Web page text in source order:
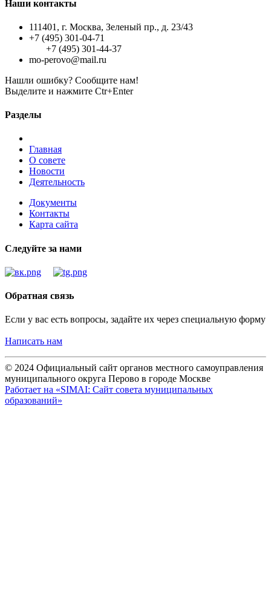
Наши контакты
111401, г. Москва, Зеленый пр., д. 23/43
+7 (495) 301-04-71
+7 (495) 301-44-37
mo-perovo@mail.ru
Нашли ошибку? Сообщите нам!
Выделите и нажмите Ctr+Enter
Разделы
Главная
О совете
Новости
Деятельность
Документы
Контакты
Карта сайта
Следуйте за нами
Обратная связь
Если у вас есть вопросы, задайте их через специальную форму
Написать нам
© 2024 Официальный сайт органов местного самоуправления
муниципального округа Перово в городе Москве
Работает на «SIMAI: Сайт совета муниципальных
образований»